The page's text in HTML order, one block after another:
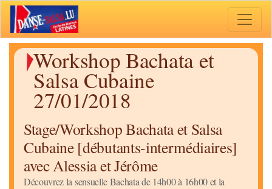
Workshop Bachata et
Salsa Cubaine
27/01/2018
Stage/Workshop Bachata et Salsa
Cubaine [débutants-intermédiaires]
avec Alessia et Jérôme
Découvrez la sensuelle Bachata de 14h00 à 16h00 et la